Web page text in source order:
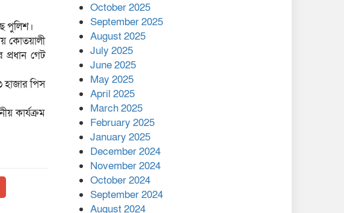
পুলিশ।
কোতয়ালী
প্রধান গেট
পিস
কার্যক্রম
মালয়েশিয়ার প্রধানমন্ত্রীকে চিঠি
দেয়ার পর ফোন তারেক
রহমানের,গ্যাস সঙ্কট
মোকাবিলায় সহায়তার আশ্বাস
এক বিলিয়ন ডলার বিনিয়োগ
হবে আনোয়ারায়
বান্দরবানে বন্যায় ক্ষতিগ্রস্তদের
মাঝে সহায়তা দিলেন সাচিং প্রু
জেরী
October 2025
September 2025
August 2025
July 2025
June 2025
May 2025
April 2025
March 2025
February 2025
January 2025
December 2024
November 2024
October 2024
September 2024
August 2024